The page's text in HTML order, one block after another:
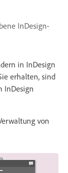
InDesign-
in InDesign
erhalten, sind
InDesign
von